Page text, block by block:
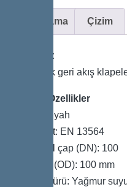
Açıklama Çizim
Varyant
Mekanik geri akış
Genel Özellikler
Renk: siyah
Standart: EN 13564
Nominal çap (DN): 100
Dış çap (OD): 100 mm
Atık su türü: Yağmur